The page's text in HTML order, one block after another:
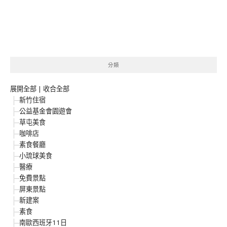
分類
展開全部 | 收合全部
新竹住宿
公益基金會園遊會
草屯美食
咖啡店
素食餐廳
小琉球美食
醫療
免費景點
屏東景點
新建案
素食
南歐西班牙11日